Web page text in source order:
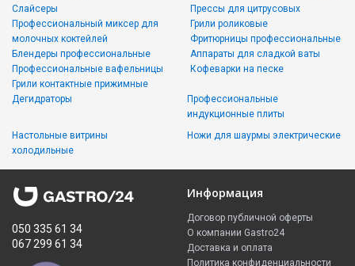
Слайсеры
Прессы для цитрусовых
Профессиональный миксер для
молочных коктейлей
Блендеры профессиональные
Профессиональные вафельницы
Грили контактные прижимные
Грили роликовые
Фритюрницы профессиональные
Аппараты для сладкой ваты
Кофеварки на песке
Дегидраторы
Настольные витрины
холодильные
Профессиональные
индукционные плиты
Ножи для шаурмы электрические
050 335 61 34
067 299 61 34
Информация
Договор публичной оферты
О компании Gastro24
Доставка и оплата
Политика конфиденциальности